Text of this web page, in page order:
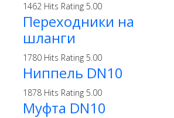
1462 Hits Rating 5.00
Переходники на
шланги
1780 Hits Rating 5.00
Ниппель DN10
1878 Hits Rating 5.00
Муфта DN10